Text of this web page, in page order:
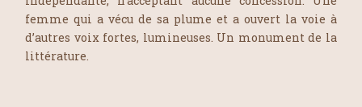
femme qui a vécu de sa plume et a ouvert la voie à
d’autres voix fortes, lumineuses. Un monument de la
littérature.